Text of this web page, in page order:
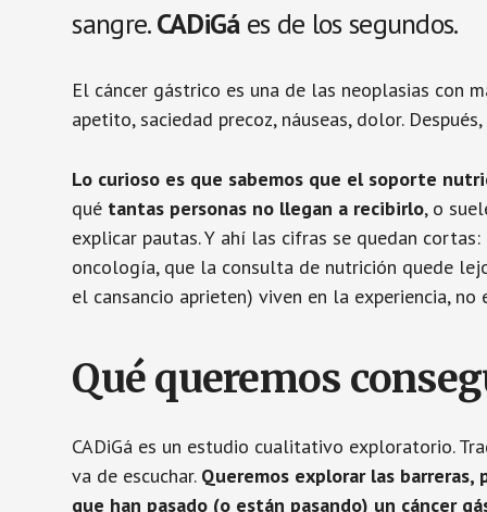
sangre.CADiGáes de los segundos.
El cáncer gástrico es una de las neoplasias con
apetito, saciedad precoz, náuseas, dolor.
Lo curioso es que sabemos que el soporte
qué tantas personas no llegan a recibirlo, o
explicar pautas. Y ahí las cifras se quedan
oncología, que la consulta de nutrición quede
el cansancio aprieten) viven en la experiencia, no
Qué queremos
CADiGá es un estudio cualitativo exploratorio.
va de escuchar. Queremos explorar las barreras,
que han pasado (o están pasando) un cáncer